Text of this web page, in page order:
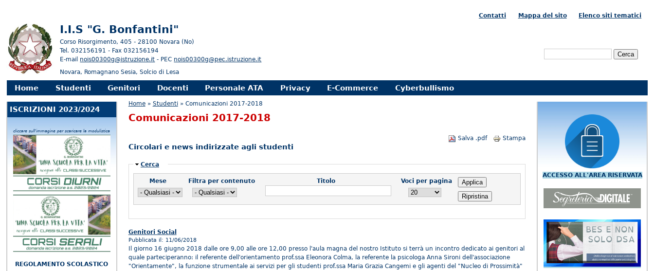
Elenco siti tematici
Mappa del sito
Contatti
I.I.S "G. Bonfantini"
Corso Risorgimento, 405 - 28100 Novara (No)
Tel. 032156191 - Fax 032156194
E-mail nois00300g@istruzione.it - PEC nois00300g@pec.istruzione.it
Novara, Romagnano Sesia, Solcio di Lesa
principale
Home Studenti Genitori Docenti Personale ATA Privacy E-Commerce Cyberbullismo
Tu sei qui
Home» Studenti» Comunicazioni 2017-2018
Comunicazioni 2017-2018
Stampa
Salva .pdf
Circolari e news indirizzate agli studenti
Nascondi
Cerca
Mese Filtra per contenuto Titolo Voci per pagina
Genitori Social
Pubblicata il: 11/06/2018
Il giorno 16 giugno 2018 dalle ore 9,00 alle ore 12,00 presso l'aula magna del nostro Istituto si terrà un incontro dedicato ai genitori al
quale parteciperanno: il referente dell'orientamento prof.ssa Eleonora Colma, la referente la psicologa Anna Sironi dell'associazione
"Orientamente", la funzione strumentale ai servizi per gli studenti prof.ssa Maria Grazia Cangemi e gli agenti del "Nucleo di Prossimità"
ISCRIZIONI 2023/2024
cliccare sull'immagine per scaricare la modulistica
REGOLAMENTO SCOLASTICO
ACCESSO ALL'AREA RISERVATA